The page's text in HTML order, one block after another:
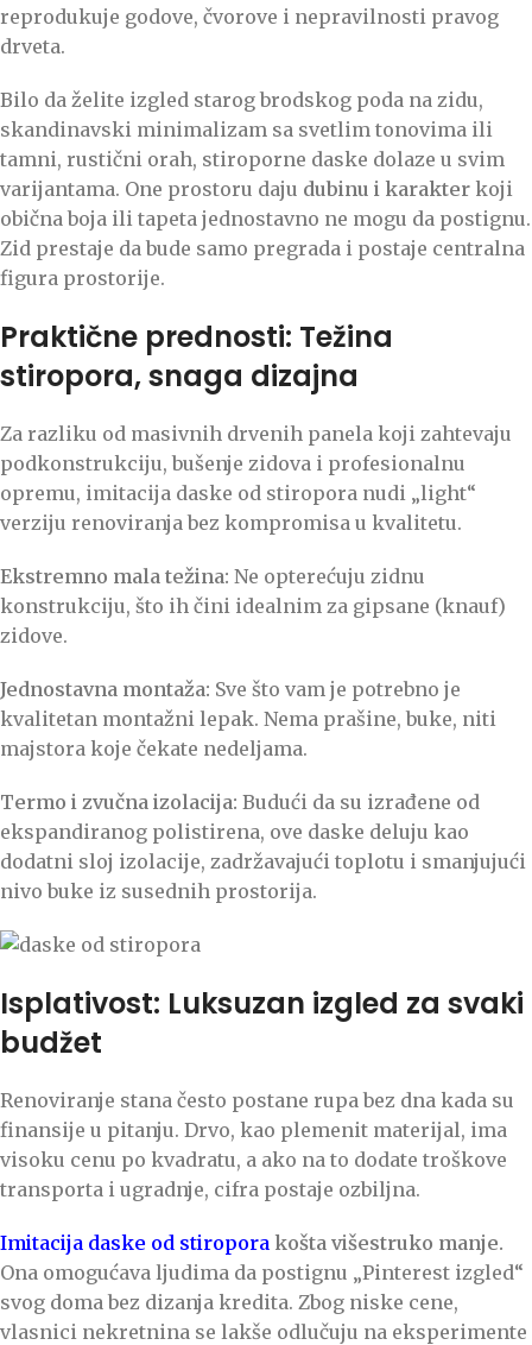
reprodukuje godove, čvorove i nepravilnosti pravog
drveta.
Bilo da želite izgled starog brodskog poda na zidu,
skandinavski minimalizam sa svetlim tonovima ili
tamni, rustični orah, stiroporne daske dolaze u svim
varijantama. One prostoru daju dubinu i karakter koji
obična boja ili tapeta jednostavno ne mogu da postignu.
Zid prestaje da bude samo pregrada i postaje centralna
figura prostorije.
Praktične prednosti: Težina
stiropora, snaga dizajna
Za razliku od masivnih drvenih panela koji zahtevaju
podkonstrukciju, bušenje zidova i profesionalnu
opremu, imitacija daske od stiropora nudi „light“
verziju renoviranja bez kompromisa u kvalitetu.
Ekstremno mala težina: Ne opterećuju zidnu
konstrukciju, što ih čini idealnim za gipsane (knauf)
zidove.
Jednostavna montaža: Sve što vam je potrebno je
kvalitetan montažni lepak. Nema prašine, buke, niti
majstora koje čekate nedeljama.
Termo i zvučna izolacija: Budući da su izrađene od
ekspandiranog polistirena, ove daske deluju kao
dodatni sloj izolacije, zadržavajući toplotu i smanjujući
nivo buke iz susednih prostorija.
Isplativost: Luksuzan izgled za svaki
budžet
Renoviranje stana često postane rupa bez dna kada su
finansije u pitanju. Drvo, kao plemenit materijal, ima
visoku cenu po kvadratu, a ako na to dodate troškove
transporta i ugradnje, cifra postaje ozbiljna.
Imitacija daske od stiropora košta višestruko manje.
Ona omogućava ljudima da postignu „Pinterest izgled“
svog doma bez dizanja kredita. Zbog niske cene,
vlasnici nekretnina se lakše odlučuju na eksperimente